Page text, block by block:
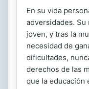
En su vida
adversidades.
joven, y tras la
necesidad de
dificultades,
derechos de las
que la educación